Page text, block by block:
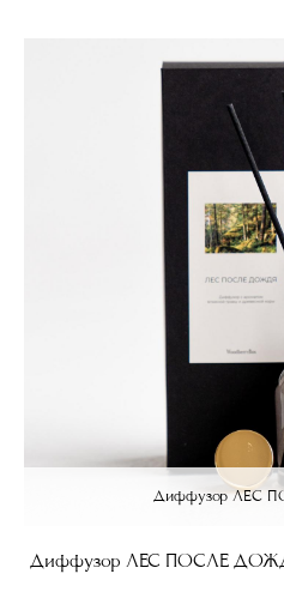
Диффузор ЛЕС
Диффузор ЛЕС ПОСЛЕ